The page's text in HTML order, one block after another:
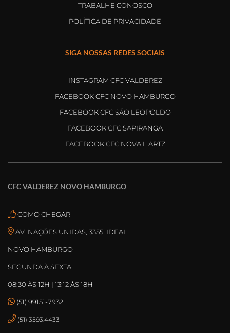
TRABALHE CONOSCO
POLÍTICA DE PRIVACIDADE
SIGA NOSSAS REDES SOCIAIS
INSTAGRAM CFC VALDEREZ
FACEBOOK CFC NOVO HAMBURGO
FACEBOOK CFC SÃO LEOPOLDO
FACEBOOK CFC SAPIRANGA
FACEBOOK CFC NOVA HARTZ
CFC VALDEREZ NOVO HAMBURGO
COMO CHEGAR
AV. NAÇÕES UNIDAS, 3355, IDEAL
NOVO HAMBURGO
SEGUNDA À SEXTA
08:30 ÀS 12H | 13:12 ÀS 18H
(51) 99151-7932
(51) 3593.4433